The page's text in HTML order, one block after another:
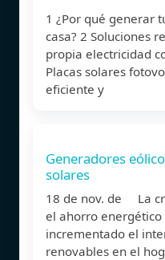
1 ¿Por qué generar
casa? 2 Soluciones
propia electricidad
Placas solares
eficiente y
Generadores
solares
18 de nov. de La
el ahorro
incrementado el
renovables en el